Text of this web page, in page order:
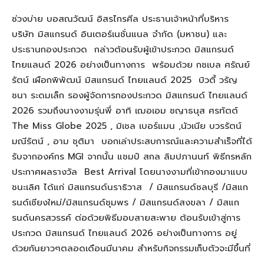
ช่วงบ่าย บอสณวัฒน์ อิสรไกรศีล ประธานเจ้าหน้าที่บริหาร
บริษัท มิสแกรนด์ อินเตอร์เนชั่นแนล จำกัด (มหาชน) และ
ประธานกองประกวด กล่าวต้อนรับผู้เข้าประกวด มิสแกรนด์
ไทยแลนด์ 2026 อย่างเป็นทางการ พร้อมด้วย กชเบล ศรัณย์
รัตน์ เผือกพิพัฒน์ มิสแกรนด์ ไทยแลนด์ 2025 บิวตี้ วรัญ
ชนา ระดมเล็ก รองผู้จัดการกองประกวด มิสแกรนด์ ไทยแลนด์
2026 รวมถึงนางงามรุ่นพี่ อาทิ เฌอเอม ชญาธนุส ศรทัตต์
The Miss Globe 2025 , มิเชล เบอร์แมน ,นัวเนีย บวรรัตน์
มณีรัตน์ , อาม ชุติมา บอกเล่าประสบการณ์และความสำเร็จที่ได้
รับจากองค์กร MGI จากนั้น แชมป์ สกล ลิมปภานนท์ พิธีกรหลัก
ประกาศผลรางวัล Best Arrival โดยนางงามที่เข้ากองมาแบบ
ชนะเลิศ ได้แก่ มิสแกรนด์นราธิวาส / มิสแกรนด์ชลบุรี /มิสแก
รนด์เชียงใหม่/มิสแกรนด์ชุมพร / มิสแกรนด์สงขลา / มิสแก
รนด์นครสวรรค์ ต่อด้วยพิธีมอบสายสะพาย ต้อนรับเข้าสู่การ
ประกวด มิสแกรนด์ ไทยแลนด์ 2026 อย่างเป็นทางการ อยู่
ด้วยกันยาวๆตลอดเดือนมีนาคม สำหรับกิจกรรมเก็บตัวจะมีขึ้นที่